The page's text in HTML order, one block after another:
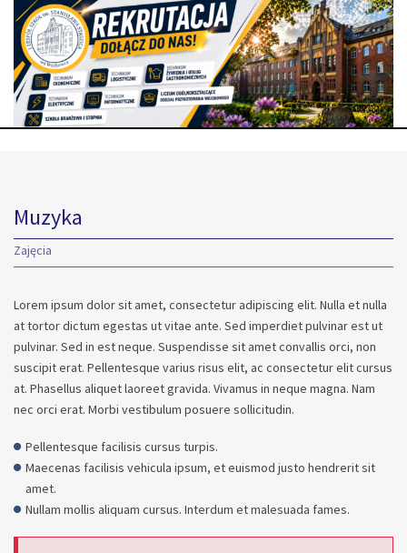
Muzyka
Zajęcia
Lorem ipsum dolor sit amet, consectetur adipiscing elit. Nulla et nulla
at tortor dictum egestas ut vitae ante. Sed imperdiet pulvinar est ut
pulvinar. Sed in est neque. Suspendisse sit amet convallis orci, non
suscipit erat. Pellentesque varius risus elit, ac consectetur elit cursus
at. Phasellus aliquet laoreet gravida. Vivamus in neque magna. Nam
nec orci erat. Morbi vestibulum posuere sollicitudin.
Pellentesque facilisis cursus turpis.
Maecenas facilisis vehicula ipsum, et euismod justo hendrerit sit
amet.
Nullam mollis aliquam cursus. Interdum et malesuada fames.